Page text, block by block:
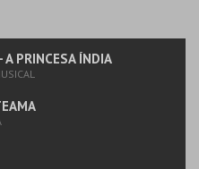
A PRINCESA ÍNDIA